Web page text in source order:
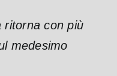
ritorna con più
medesimo